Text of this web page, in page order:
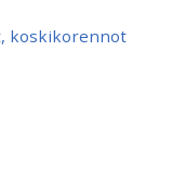
koskikorennot